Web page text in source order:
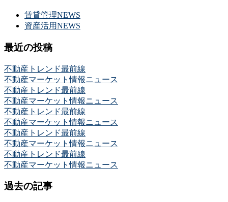
賃貸管理NEWS
資産活用NEWS
最近の投稿
不動産トレンド最前線
不動産マーケット情報ニュース
不動産トレンド最前線
不動産マーケット情報ニュース
不動産トレンド最前線
不動産マーケット情報ニュース
不動産トレンド最前線
不動産マーケット情報ニュース
不動産トレンド最前線
不動産マーケット情報ニュース
過去の記事